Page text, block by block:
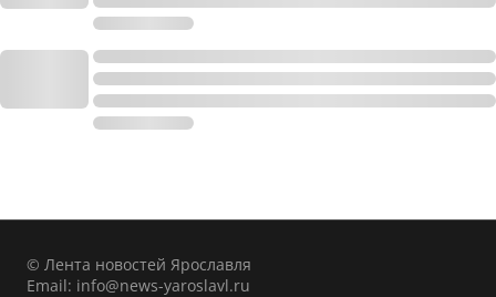
© Лента новостей Ярославля
Email: info@news-yaroslavl.ru